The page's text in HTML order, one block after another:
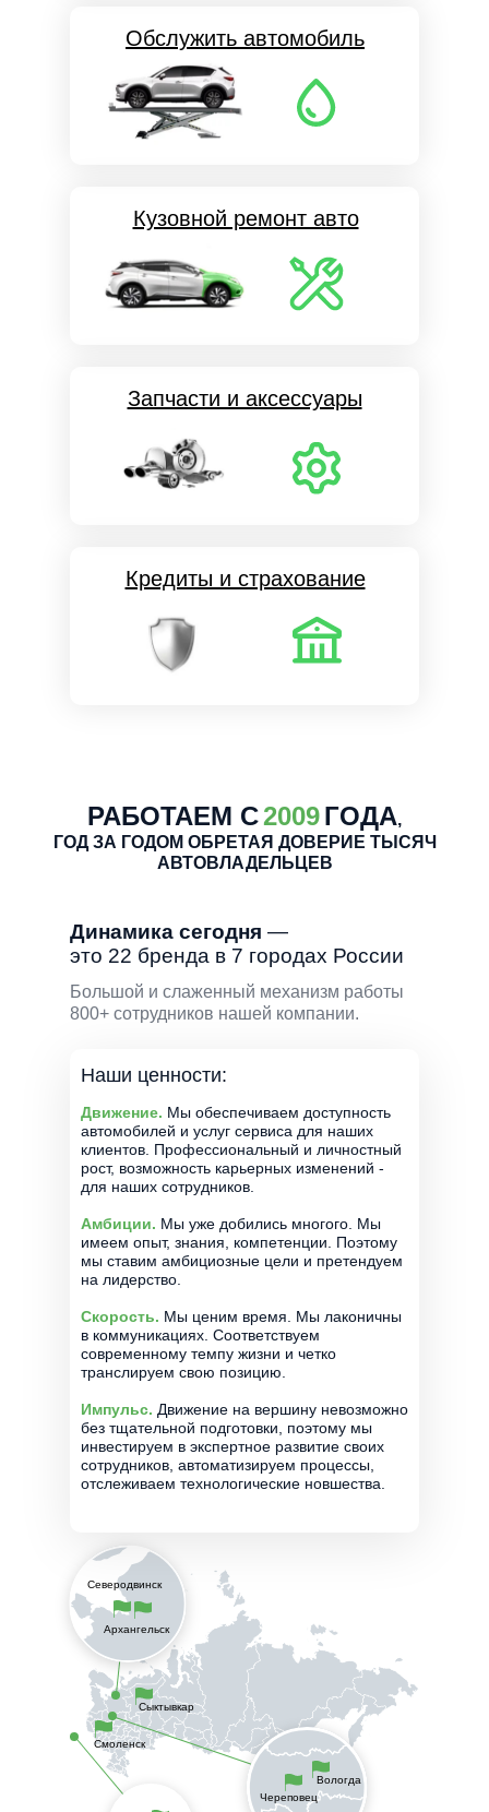
Обслужить автомобиль
Кредиты и страхование
Кузовной ремонт авто
Запчасти и аксессуары
РАБОТАЕМ С2009ГОДА,
ГОД ЗА ГОДОМ ОБРЕТАЯ ДОВЕРИЕ ТЫСЯЧ
АВТОВЛАДЕЛЬЦЕВ
Череповец
Вологда
Архангельск
Северодвинск
Движение. Мы обеспечиваем доступность
автомобилей и услуг сервиса для наших
клиентов. Профессиональный и личностный
рост, возможность карьерных изменений -
для наших сотрудников.
Амбиции. Мы уже добились многого. Мы
имеем опыт, знания, компетенции. Поэтому
мы ставим амбициозные цели и претендуем
на лидерство.
Скорость. Мы ценим время. Мы лаконичны
в коммуникациях. Соответствуем
современному темпу жизни и четко
транслируем свою позицию.
Импульс. Движение на вершину невозможно
без тщательной подготовки, поэтому мы
инвестируем в экспертное развитие своих
сотрудников, автоматизируем процессы,
отслеживаем технологические новшества.
Наши ценности:
Смоленск
Сыктывкар
Большой и слаженный механизм работы
800+ сотрудников нашей компании.
Динамика сегодня —
это 22 бренда в 7 городах России